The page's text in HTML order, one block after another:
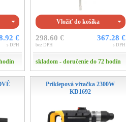
€
s DPH
Vložiť do košíka
298.60 €
bez DPH
367.28 €
s DPH
skladom - doručenie do 72 hodín
Príklepová vŕtačka 2300W
KD1692